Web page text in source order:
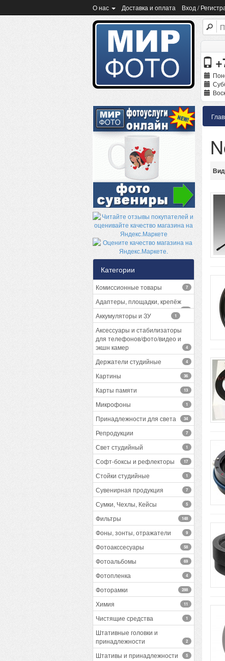
О нас Доставка и оплата Вход /
Категории
Комиссионные товары 7
Адаптеры, площадки, крепёж
13
Аккумуляторы и ЗУ 1
Аксессуары и стабилизаторы
для телефонов/фото/видео и
экшн камер
4
Держатели студийные 4
Картины 36
Карты памяти 13
Микрофоны 1
Принадлежности для света 34
Репродукции 7
Свет студийный 1
Софт-боксы и рефлекторы 17
Стойки студийные 1
Сувенирная продукция 7
Сумки, Чехлы, Кейсы 5
Фильтры 148
Фоны, зонты, отражатели 9
Фотоакссесуары 58
Фотоальбомы 69
Фотопленка 4
Фоторамки 288
Химия 11
Чистящие средства 1
Штативные головки и
принадлежности
2
Штативы и принадлежности 5